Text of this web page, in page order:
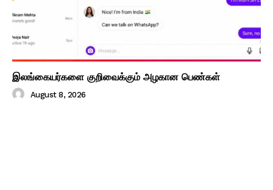
இலங்கையர்களை குறிவைக்கும் அழகான பெண்கள்
August 8, 2026